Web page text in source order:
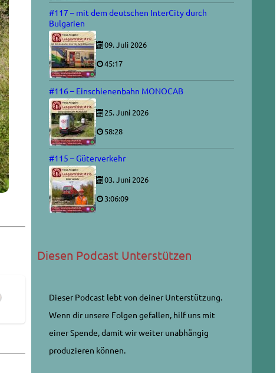
#117 – mit dem deutschen InterCity durch
Bulgarien
09. Juli 2026
45:17
#116 – Einschienenbahn MONOCAB
25. Juni 2026
58:28
#115 – Güterverkehr
03. Juni 2026
3:06:09
Diesen Podcast Unterstützen
Dieser Podcast lebt von deiner Unterstützung.
Wenn dir unsere Folgen gefallen, hilf uns mit
einer Spende, damit wir weiter unabhängig
produzieren können.